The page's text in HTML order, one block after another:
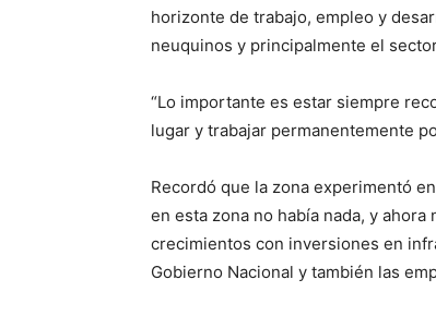
horizonte de trabajo, empleo y
neuquinos y principalmente el
“Lo importante es estar siempre
lugar y trabajar permanentemente
Recordó que la zona experimentó
en esta zona no había nada, y
crecimientos con inversiones en
Gobierno Nacional y también las